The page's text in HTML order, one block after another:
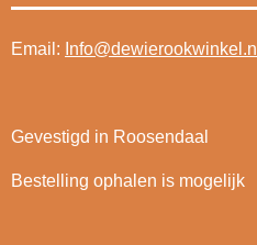
Email: Info@dewierookwinkel.nl
Gevestigd in Roosendaal
Bestelling ophalen is mogelijk